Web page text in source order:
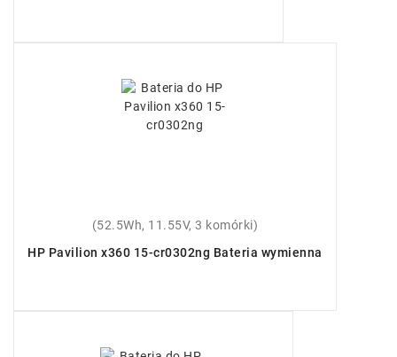
(52.5Wh, 11.55V, 3 komórki)
HP Pavilion x360 15-cr0302ng Bateria wymienna